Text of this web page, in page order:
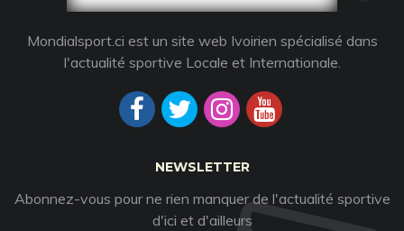
Mondialsport.ci est un site web Ivoirien spécialisé dans
l'actualité sportive Locale et Internationale.
NEWSLETTER
Abonnez-vous pour ne rien manquer de l'actualité sportive
d'ici et d'ailleurs